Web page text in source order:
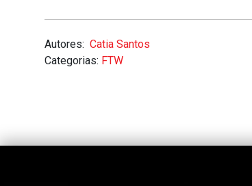
Autores: Catia Santos
Categorias: FTW